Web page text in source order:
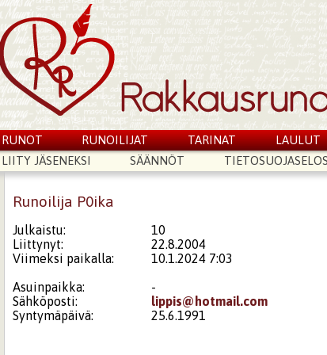
RUNOT RUNOILIJAT TARINAT LAULUT
LIITY JÄSENEKSI
SÄÄNNÖT
Runoilija P0ika
Julkaistu:
10
Liittynyt:
22.8.2004
Viimeksi paikalla:
10.1.2024 7:03
Asuinpaikka:
-
Sähköposti:
lippis@hotmail.com
Syntymäpäivä:
25.6.1991